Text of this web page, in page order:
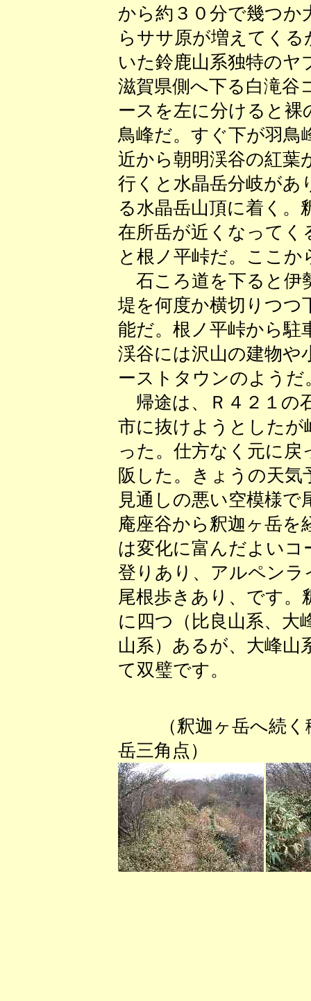
から約３０分で幾つか
らササ原が増えてく
いた鈴鹿山系独特の
滋賀県側へ下る白滝谷
ースを左に分けると
鳥峰だ。すぐ下が羽鳥
近から朝明渓谷の紅葉
行くと水晶岳分岐があ
る水晶岳山頂に着く
在所岳が近くなってく
と根ノ平峠だ。ここ
石ころ道を下ると伊
堤を何度か横切りつつ
能だ。根ノ平峠から駐
渓谷には沢山の建物や
ーストタウンのようだ
帰途は、Ｒ４２１の
市に抜けようとしたが
った。仕方なく元に戻
阪した。きょうの天
見通しの悪い空模様
庵座谷から釈迦ヶ岳を
は変化に富んだよいコ
登りあり、アルペン
尾根歩きあり、です。
に四つ（比良山系、大
山系）あるが、大峰山
て双璧です。
（釈迦ヶ岳へ
岳三角点）